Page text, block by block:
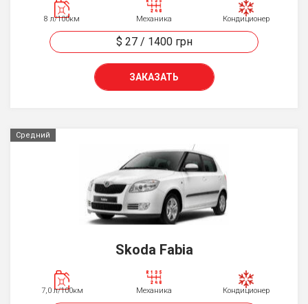
8 л/100км Механика Кондиционер
$ 27/ 1400 грн
ЗАКАЗАТЬ
Средний
Skoda Fabia
7,0 л/100км Механика Кондиционер